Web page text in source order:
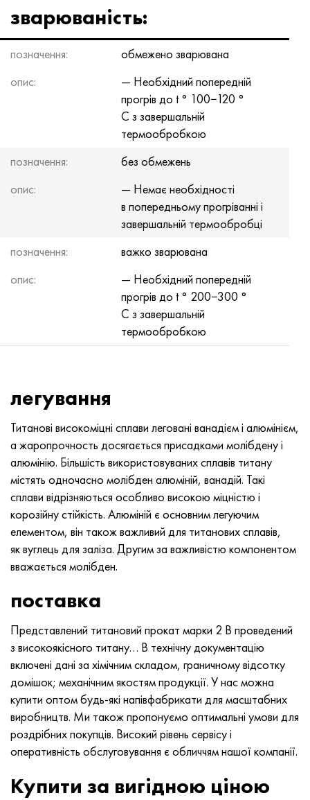
зварюваність:
позначення:
обмежено зварювана
опис:
— Необхідний попередній
прогрів до t ° 100−120 °
С з завершальній
термообробкою
позначення:
без обмежень
опис:
— Немає необхідності
в попередньому прогріванні і
завершальній термообробці
позначення:
важко зварювана
опис:
— Необхідний попередній
прогрів до t ° 200−300 °
С з завершальній
термообробкою
легування
Титанові високоміцні сплави леговані ванадієм і алюмінієм,
а жаропрочность досягається присадками молібдену і
алюмінію. Більшість використовуваних сплавів титану
містять одночасно молібден алюміній, ванадій. Такі
сплави відрізняються особливо високою міцністю і
корозійну стійкість. Алюміній є основним легуючим
елементом, він також важливий для титанових сплавів,
як вуглець для заліза. Другим за важливістю компонентом
вважається молібден.
поставка
Представлений титановий прокат марки 2 В проведений
з високоякісного титану… В технічну документацію
включені дані за хімічним складом, граничному відсотку
домішок; механічним якостям продукції. У нас можна
купити оптом будь-які напівфабрикати для масштабних
виробництв. Ми також пропонуємо оптимальні умови для
роздрібних покупців. Високий рівень сервісу і
оперативність обслуговування є обличчям нашої компанії.
Купити за вигідною ціною